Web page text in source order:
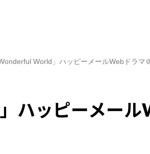
World」ハッピーメールWebドラマ
ハッピーメール